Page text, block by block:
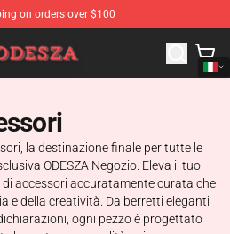
on orders over $100
ODESZA Merchandise Store
la destinazione finale per tutte le
ODESZA Negozio. Eleva il tuo
accessori accuratamente curata che
e della creatività. Da berretti eleganti
ogni pezzo è progettato